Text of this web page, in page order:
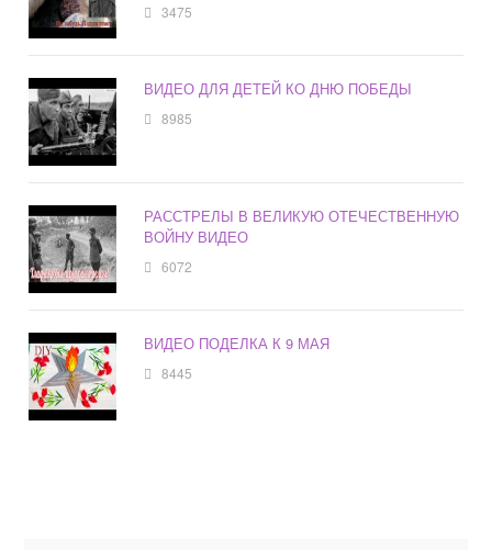
3475
ВИДЕО ДЛЯ ДЕТЕЙ КО ДНЮ ПОБЕДЫ
8985
РАССТРЕЛЫ В ВЕЛИКУЮ ОТЕЧЕСТВЕННУЮ
ВОЙНУ ВИДЕО
6072
ВИДЕО ПОДЕЛКА К 9 МАЯ
8445